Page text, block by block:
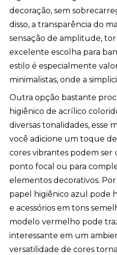
decoração, sem
disso, a transparência do
sensação de amplitude,
excelente escolha para
estilo é especialmente
minimalistas, onde a
Outra opção bastante
higiênico de acrílico
diversas tonalidades, esse
você adicione um toque
cores vibrantes podem ser
ponto focal ou para
elementos decorativos.
papel higiênico azul pode
e acessórios em tons
modelo vermelho pode
interessante em um
versatilidade de cores